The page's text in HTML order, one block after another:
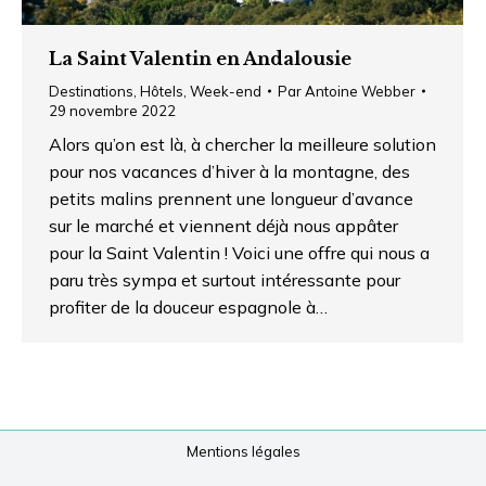
La Saint Valentin en Andalousie
Destinations Hôtels Week-end ParAntoine Webber
29 novembre 2022
Alors qu’on est là, à chercher la meilleure solution
pour nos vacances d’hiver à la montagne, des
petits malins prennent une longueur d’avance
sur le marché et viennent déjà nous appâter
pour la Saint Valentin ! Voici une offre qui nous a
paru très sympa et surtout intéressante pour
profiter de la douceur espagnole à…
Mentions légales